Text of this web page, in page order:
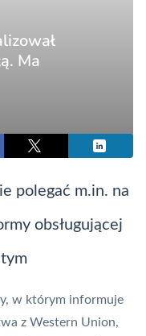
Ma
polegać m.in. na
obsługującej
w którym informuje
z Western Union,